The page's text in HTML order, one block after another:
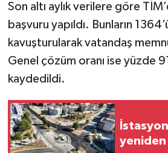
Son altı aylık verilere göre
başvuru yapıldı. Bunların
kavuşturularak vatandaş
Genel çözüm oranı ise yüzde
kaydedildi.
yeniden